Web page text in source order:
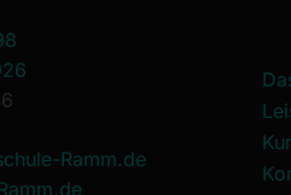
Ramm.de